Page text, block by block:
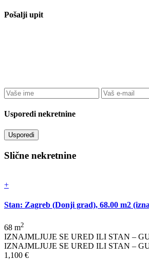
Pošalji upit
Usporedi nekretnine
Usporedi
Slične nekretnine
+
Stan: Zagreb (Donji grad), 68.00 m2
68 m2
IZNAJMLJUJE SE URED ILI STAN –
IZNAJMLJUJE SE URED ILI STAN –
1,100 €